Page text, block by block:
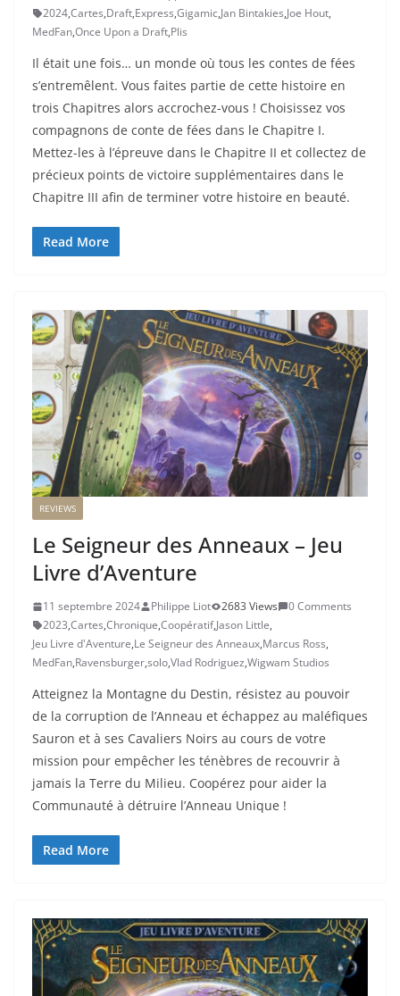
2024,Cartes,Draft,Express,Gigamic,Jan Bintakies,Joe Hout,
MedFan,Once Upon a Draft,Plis
Il était une fois… un monde où tous les contes de fées
s’entremêlent. Vous faites partie de cette histoire en
trois Chapitres alors accrochez-vous ! Choisissez vos
compagnons de conte de fées dans le Chapitre I.
Mettez-les à l’épreuve dans le Chapitre II et collectez de
précieux points de victoire supplémentaires dans le
Chapitre III afin de terminer votre histoire en beauté.
Read More
REVIEWS
Le Seigneur des Anneaux – Jeu
Livre d’Aventure
11 septembre 2024 Philippe Liot 2683 Views
0 Comments
2023,Cartes,Chronique,Coopératif,Jason Little,
Jeu Livre d'Aventure,Le Seigneur des Anneaux,Marcus Ross,
MedFan,Ravensburger,solo,Vlad Rodriguez,Wigwam Studios
Atteignez la Montagne du Destin, résistez au pouvoir
de la corruption de l’Anneau et échappez au maléfiques
Sauron et à ses Cavaliers Noirs au cours de votre
mission pour empêcher les ténèbres de recouvrir à
jamais la Terre du Milieu. Coopérez pour aider la
Communauté à détruire l’Anneau Unique !
Read More